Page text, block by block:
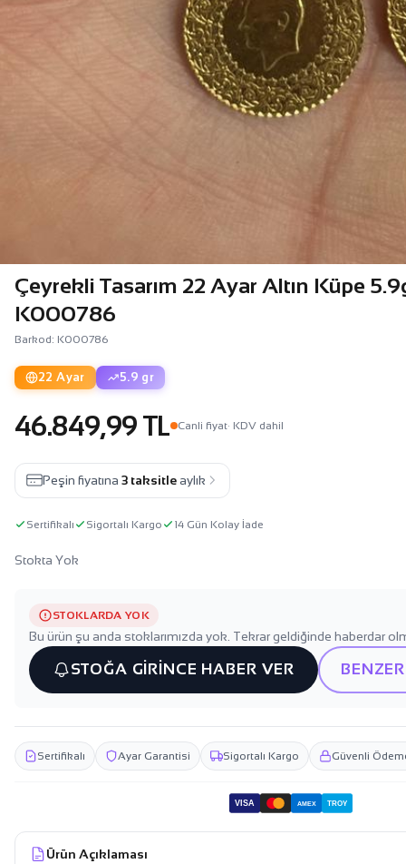
Çeyrekli Tasarım 22 Ayar Altın Küpe
K000786
Barkod: K000786
22 Ayar 5.9 gr
46.849,99 TL Canli fiyat· KDV dahil
Peşin fiyatına 3 taksitle aylık
Sertifikalı Sigortalı Kargo 14 Gün Kolay İade
Stokta Yok
STOKLARDA YOK
Bu ürün şu anda stoklarımızda yok. Tekrar geldiğinde haberdar
STOĞA GİRİNCE HABER VER
Sertifikalı Ayar Garantisi Sigortalı Kargo Güvenli
VISA AMEX TROY
Ürün Açıklaması